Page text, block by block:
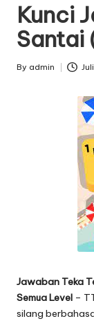
Kunci
Santai
Posted
By admin
Jawaban Teka
Semua Level –
silang